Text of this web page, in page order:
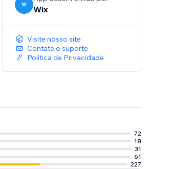
W Wix
Visite nosso site
Contate o suporte
Política de Privacidade
72
18
31
61
227